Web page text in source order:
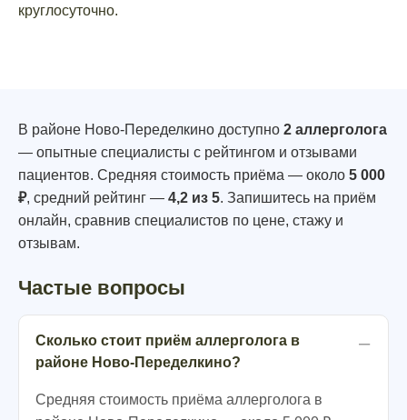
круглосуточно.
В районе Ново-Переделкино доступно 2 аллерголога
— опытные специалисты с рейтингом и отзывами
пациентов. Средняя стоимость приёма — около 5 000
₽, средний рейтинг — 4,2 из 5. Запишитесь на приём
онлайн, сравнив специалистов по цене, стажу и
отзывам.
Частые вопросы
Сколько стоит приём аллерголога в
районе Ново-Переделкино?
Средняя стоимость приёма аллерголога в